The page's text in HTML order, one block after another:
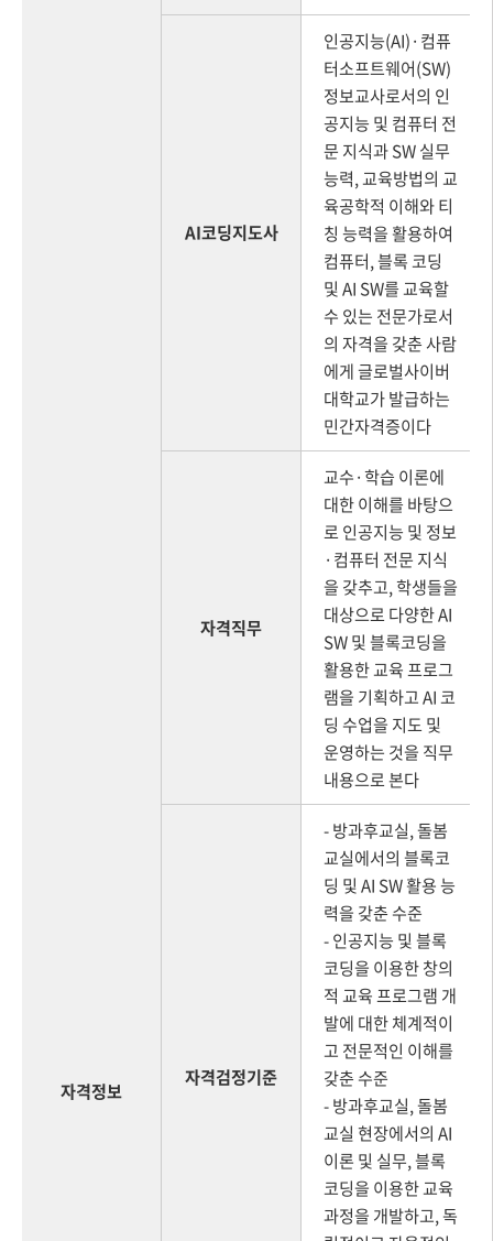
자격정보
AI코딩지도사
인공지능(AI)·컴퓨
터소프트웨어(SW)
정보교사로서의 인
공지능 및 컴퓨터 전
문 지식과 SW 실무
능력, 교육방법의 교
육공학적 이해와 티
칭 능력을 활용하여
컴퓨터, 블록 코딩
및 AI SW를 교육할
수 있는 전문가로서
의 자격을 갖춘 사람
에게 글로벌사이버
대학교가 발급하는
민간자격증이다
자격직무
교수·학습 이론에
대한 이해를 바탕으
로 인공지능 및 정보
·컴퓨터 전문 지식
을 갖추고, 학생들을
대상으로 다양한 AI
SW 및 블록코딩을
활용한 교육 프로그
램을 기획하고 AI 코
딩 수업을 지도 및
운영하는 것을 직무
내용으로 본다
자격검정기준
- 방과후교실, 돌봄
교실에서의 블록코
딩 및 AI SW 활용 능
력을 갖춘 수준
- 인공지능 및 블록
코딩을 이용한 창의
적 교육 프로그램 개
발에 대한 체계적이
고 전문적인 이해를
갖춘 수준
- 방과후교실, 돌봄
교실 현장에서의 AI
이론 및 실무, 블록
코딩을 이용한 교육
과정을 개발하고, 독